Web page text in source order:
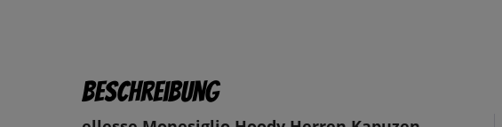
Beschreibung